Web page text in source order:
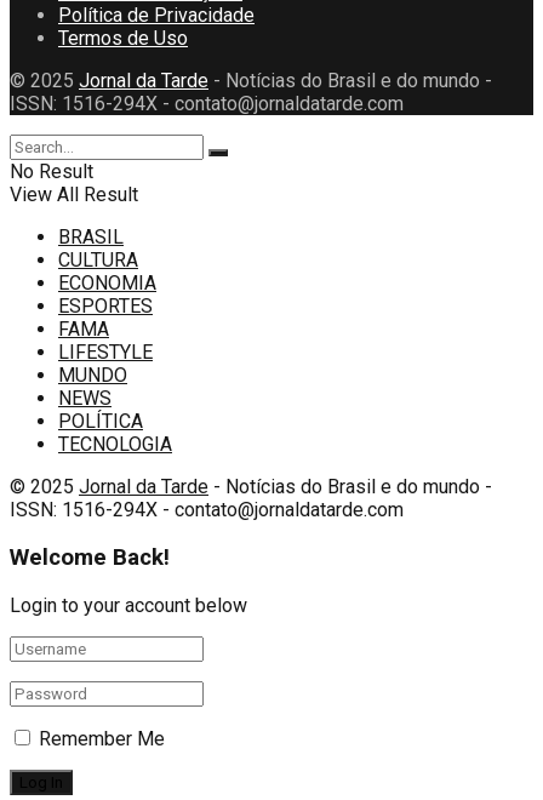
Política de Privacidade
Termos de Uso
© 2025 Jornal da Tarde - Notícias do Brasil e do mundo -
ISSN: 1516-294X - contato@jornaldatarde.com
No Result
View All Result
BRASIL
CULTURA
ECONOMIA
ESPORTES
FAMA
LIFESTYLE
MUNDO
NEWS
POLÍTICA
TECNOLOGIA
© 2025 Jornal da Tarde - Notícias do Brasil e do mundo -
ISSN: 1516-294X - contato@jornaldatarde.com
Welcome Back!
Login to your account below
Remember Me